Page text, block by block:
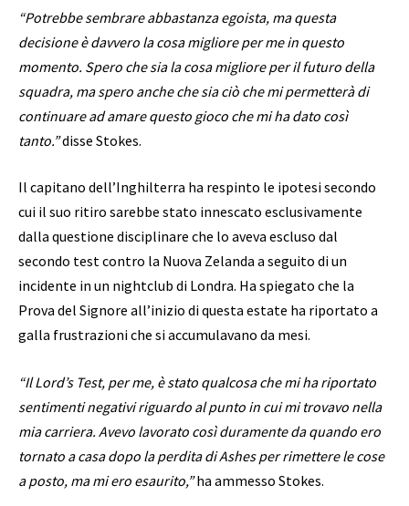
“Potrebbe sembrare abbastanza egoista, ma questa
decisione è davvero la cosa migliore per me in questo
momento. Spero che sia la cosa migliore per il futuro della
squadra, ma spero anche che sia ciò che mi permetterà di
continuare ad amare questo gioco che mi ha dato così
tanto.”disse Stokes.
Il capitano dell’Inghilterra ha respinto le ipotesi secondo
cui il suo ritiro sarebbe stato innescato esclusivamente
dalla questione disciplinare che lo aveva escluso dal
secondo test contro la Nuova Zelanda a seguito di un
incidente in un nightclub di Londra. Ha spiegato che la
Prova del Signore all’inizio di questa estate ha riportato a
galla frustrazioni che si accumulavano da mesi.
“Il Lord’s Test, per me, è stato qualcosa che mi ha riportato
sentimenti negativi riguardo al punto in cui mi trovavo nella
mia carriera. Avevo lavorato così duramente da quando ero
tornato a casa dopo la perdita di Ashes per rimettere le cose
a posto, ma mi ero esaurito,”ha ammesso Stokes.